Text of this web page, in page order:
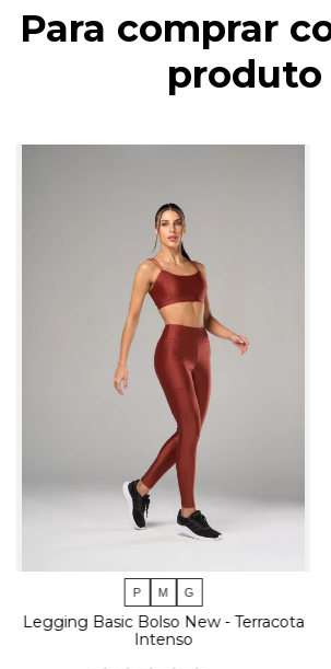
Para comprar
produto
P M G
Legging Basic Bolso New - Terracota
Intenso